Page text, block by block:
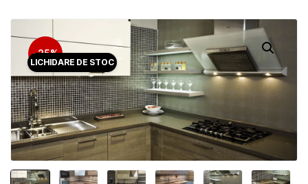
LICHIDARE DE STOC
-25%